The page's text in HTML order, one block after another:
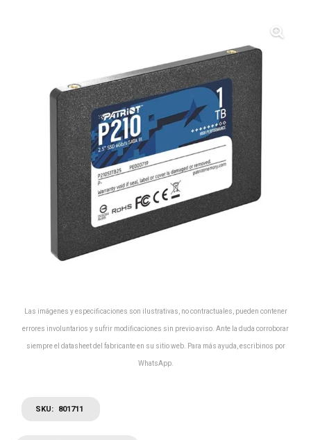
Las imágenes y especificaciones son ilustrativas, no contractuales, pueden contener
errores involuntarios y sufrir modificaciones sin previo aviso. Ante la duda corroborar
siempre el datasheet del fabricante en su sitio web. Para más ayuda, escribinos por
WhatsApp.
SKU: 801711